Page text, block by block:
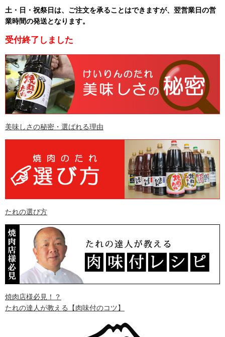
土・日・祝祭日は、ご注文を承ることはできますが、翌営業日の営
業時間の発送となります。
受付終了しました
美味しさの秘密・選ばれる理由
たれの選び方
焼肉店様必見！？
たれの達人が教える
【肉味付のコツ】